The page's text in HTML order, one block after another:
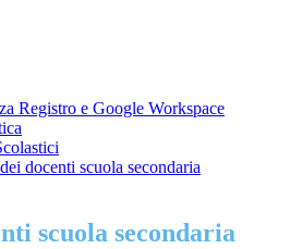
Registro e Google Workspace
docenti scuola secondaria
scuola secondaria